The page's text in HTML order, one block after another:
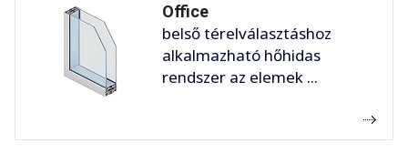
Office
belső térelválasztáshoz
alkalmazható hőhidas
rendszer az elemek ...